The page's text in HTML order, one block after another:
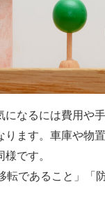
なるには費用や手
ます。車庫や物
です。
であること」「